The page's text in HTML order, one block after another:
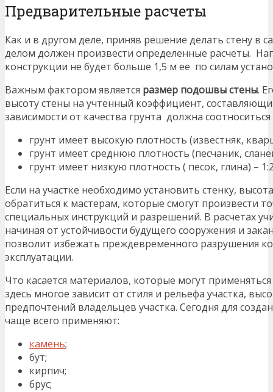
Предварительные расчеты
Как и в другом деле, приняв решение делать стену в
делом должен произвести определенные расчеты.
конструкции не будет больше 1,5 м ее по силам
Важным фактором является размер подошвы стены.
высоту стены на учтенный коэффициент,
зависимости от качества грунта должна
грунт имеет высокую плотность (известняк,
грунт имеет среднюю плотность (песчаник,
грунт имеет низкую плотность ( песок, глина) –
Если на участке необходимо установить стенку,
обратиться к мастерам, которые смогут произвести
специальных инструкций и разрешений. В расчетах
начиная от устойчивости будущего сооружения и
позволит избежать преждевременного разрушения
эксплуатации.
Что касается материалов, которые могут
здесь многое зависит от стиля и рельефа участка,
предпочтений владельцев участка. Сегодня для
чаще всего применяют:
камень;
бут;
кирпич;
брус;